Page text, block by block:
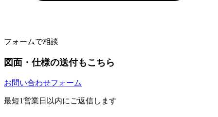
フォームで相談
図面・仕様の送付もこちら
お問い合わせフォーム
最短1営業日以内にご返信します